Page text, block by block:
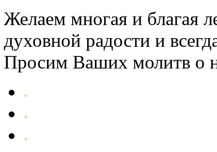
Желаем многая и благая
духовной радости и
Просим Ваших молитв о